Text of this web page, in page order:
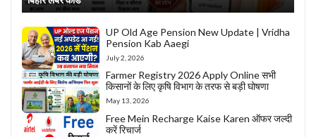
UP Old Age Pension New Update | Vridha
Pension Kab Aaegi
July 2, 2026
Farmer Registry 2026 Apply Online सभी
किसानों के लिए कृषि विभाग के तरफ से बड़ी घोषणा
May 13, 2026
Free Mein Recharge Kaise Karen ऑफर जल्दी
करें रिचार्ज